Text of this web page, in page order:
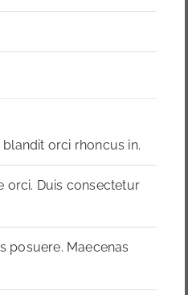
orci rhoncus in.
orci. Duis consectetur
posuere. Maecenas